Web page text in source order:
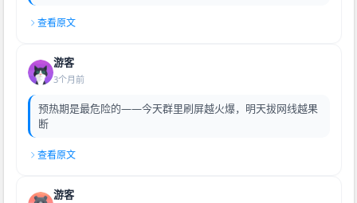
查看原文
游客
3个月前
预热期是最危险的——今天群里刷屏越火爆，明天拔网线越果
断
查看原文
游客